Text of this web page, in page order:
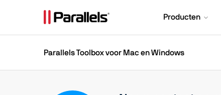
Producten
Parallels Toolbox voor Mac en Windows